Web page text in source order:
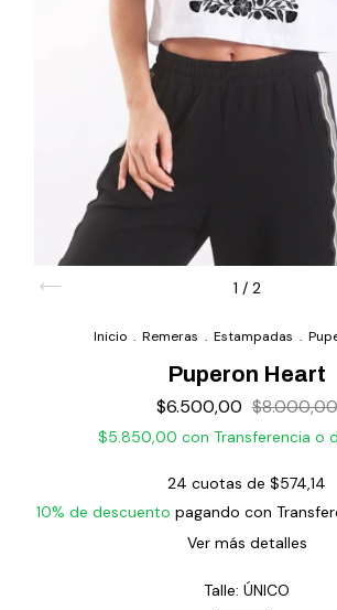
1 / 2
Inicio . Remeras . Estampadas .
Puperon Heart
$6.500,00 $8.000,00
$5.850,00 con Transferencia o
24 cuotas de $574,14
10% de descuento pagando con
Ver más detalles
Talle: ÚNICO